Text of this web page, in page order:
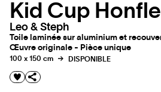
Kid Cup
Leo & Steph
Toile laminée sur aluminium et
Œuvre originale - Pièce unique
100 x 150 cm DISPONIBLE